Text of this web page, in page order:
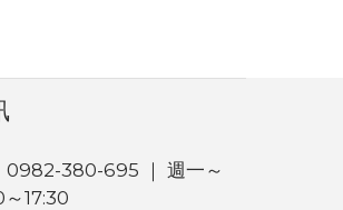
0982-380-695 ｜ 週一～
17:30